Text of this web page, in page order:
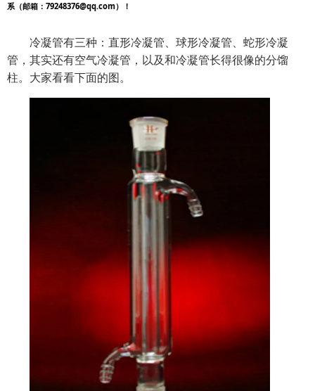
系（邮箱：79248376@qq.com）！
冷凝管有三种：直形冷凝管、球形冷凝管、蛇形冷凝
管，其实还有空气冷凝管，以及和冷凝管长得很像的分馏
柱。大家看看下面的图。